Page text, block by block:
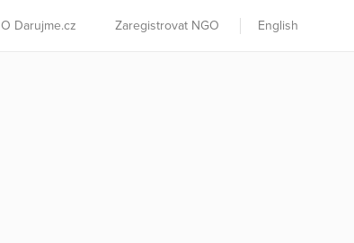
O Darujme.cz Zaregistrovat NGO English